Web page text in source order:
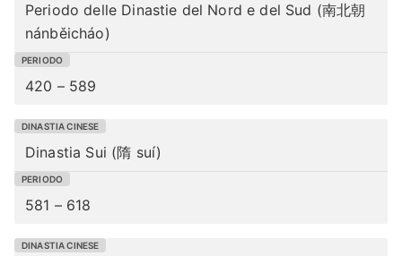
Periodo delle Dinastie del Nord e del Sud (南北朝
nánběicháo)
420 – 589
Dinastia Sui (隋 suí)
581 – 618